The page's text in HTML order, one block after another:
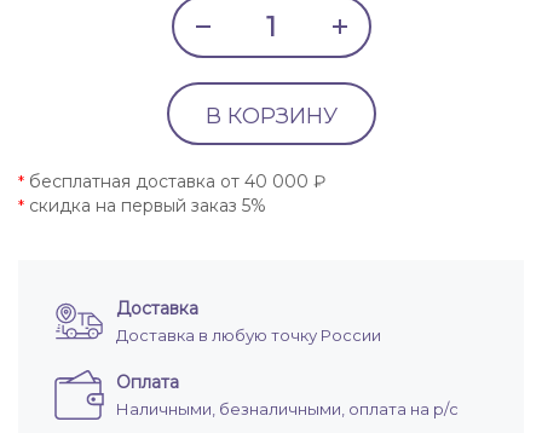
В КОРЗИНУ
* бесплатная доставка от 40 000 ₽
* скидка на первый заказ 5%
Доставка
Доставка в любую точку России
Оплата
Наличными, безналичными, оплата на р/с